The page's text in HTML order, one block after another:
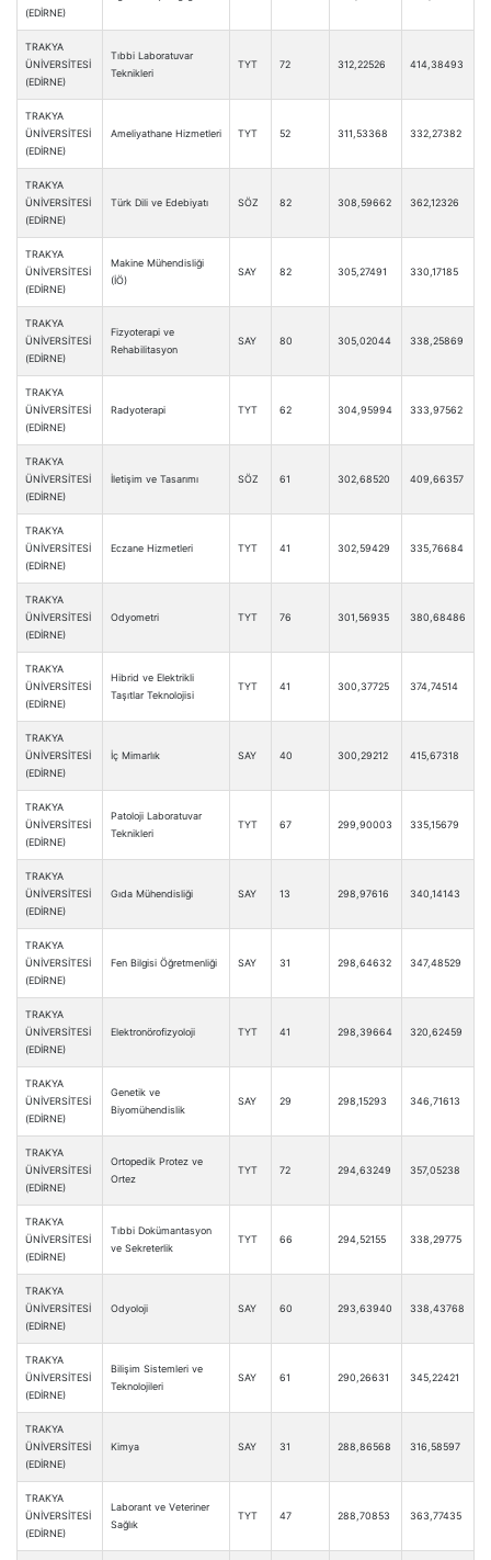
(EDİRNE)
TRAKYA
ÜNİVERSİTESİ
(EDİRNE)
Tıbbi Laboratuvar
Teknikleri
TYT 72 312,22526 414,38493
TRAKYA
ÜNİVERSİTESİ
(EDİRNE)
Ameliyathane Hizmetleri TYT 52 311,53368 332,27382
TRAKYA
ÜNİVERSİTESİ
(EDİRNE)
Türk Dili ve Edebiyatı SÖZ 82 308,59662 362,12326
TRAKYA
ÜNİVERSİTESİ
(EDİRNE)
Makine Mühendisliği
(İÖ)
SAY 82 305,27491 330,17185
TRAKYA
ÜNİVERSİTESİ
(EDİRNE)
Fizyoterapi ve
Rehabilitasyon
SAY 80 305,02044 338,25869
TRAKYA
ÜNİVERSİTESİ
(EDİRNE)
Radyoterapi TYT 62 304,95994 333,97562
TRAKYA
ÜNİVERSİTESİ
(EDİRNE)
İletişim ve Tasarımı SÖZ 61 302,68520 409,66357
TRAKYA
ÜNİVERSİTESİ
(EDİRNE)
Eczane Hizmetleri TYT 41 302,59429 335,76684
TRAKYA
ÜNİVERSİTESİ
(EDİRNE)
Odyometri TYT 76 301,56935 380,68486
TRAKYA
ÜNİVERSİTESİ
(EDİRNE)
Hibrid ve Elektrikli
Taşıtlar Teknolojisi
TYT 41 300,37725 374,74514
TRAKYA
ÜNİVERSİTESİ
(EDİRNE)
İç Mimarlık SAY 40 300,29212 415,67318
TRAKYA
ÜNİVERSİTESİ
(EDİRNE)
Patoloji Laboratuvar
Teknikleri
TYT 67 299,90003 335,15679
TRAKYA
ÜNİVERSİTESİ
(EDİRNE)
Gıda Mühendisliği SAY 13 298,97616 340,14143
TRAKYA
ÜNİVERSİTESİ
(EDİRNE)
Fen Bilgisi Öğretmenliği SAY 31 298,64632 347,48529
TRAKYA
ÜNİVERSİTESİ
(EDİRNE)
Elektronörofizyoloji TYT 41 298,39664 320,62459
TRAKYA
ÜNİVERSİTESİ
(EDİRNE)
Genetik ve
Biyomühendislik
SAY 29 298,15293 346,71613
TRAKYA
ÜNİVERSİTESİ
(EDİRNE)
Ortopedik Protez ve
Ortez
TYT 72 294,63249 357,05238
TRAKYA
ÜNİVERSİTESİ
(EDİRNE)
Tıbbi Dokümantasyon
ve Sekreterlik
TYT 66 294,52155 338,29775
TRAKYA
ÜNİVERSİTESİ
(EDİRNE)
Odyoloji SAY 60 293,63940 338,43768
TRAKYA
ÜNİVERSİTESİ
(EDİRNE)
Bilişim Sistemleri ve
Teknolojileri
SAY 61 290,26631 345,22421
TRAKYA
ÜNİVERSİTESİ
(EDİRNE)
Kimya SAY 31 288,86568 316,58597
TRAKYA
ÜNİVERSİTESİ
(EDİRNE)
Laborant ve Veteriner
Sağlık
TYT 47 288,70853 363,77435